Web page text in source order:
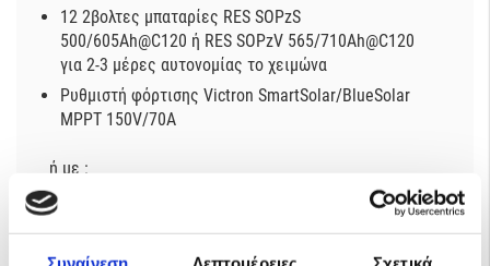
12 2βολτες μπαταρίες RES SOPzS
500/605Ah@C120 ή RES SOPzV 565/710Ah@C120
για 2-3 μέρες αυτονομίας το χειμώνα
Ρυθμιστή φόρτισης Victron SmartSolar/BlueSolar
MPPT 150V/70A
ή με :
9 (3 παράλληλες τριάδες) φωτοβολταϊκά πάνελ
των 280W
για ημερήσια παραγωγή έως 14kWh